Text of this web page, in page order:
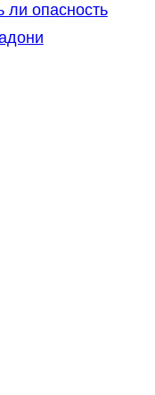
ли опасность